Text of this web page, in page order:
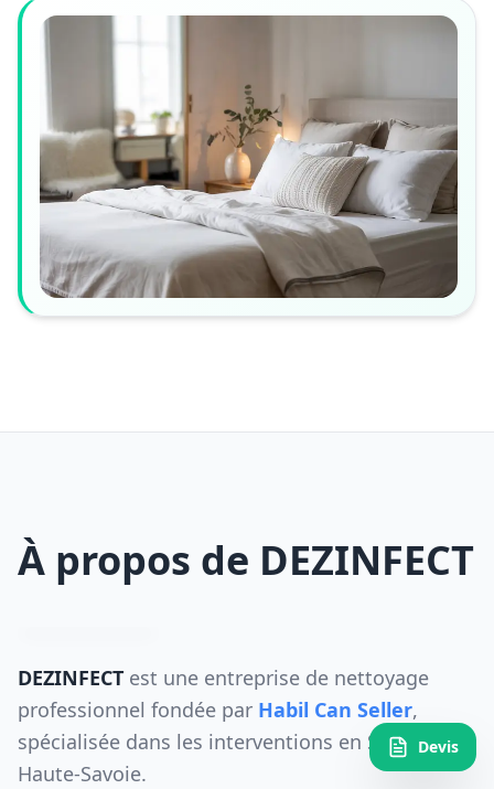
À propos de DEZINFECT
DEZINFECT est une entreprise de nettoyage
professionnel fondée par Habil Can Seller,
spécialisée dans les interventions en Savoie et
Haute-Savoie.
Devis